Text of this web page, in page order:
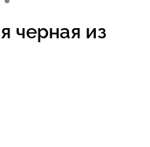
черная из